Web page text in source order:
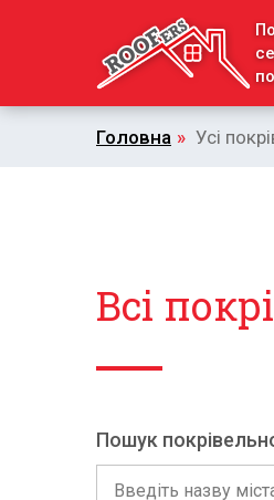
Головна » Усі
Всі
Пошук